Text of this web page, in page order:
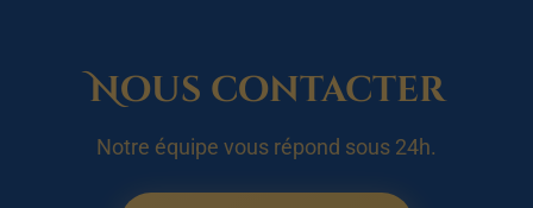
Nous contacter
Notre équipe vous répond sous 24h.